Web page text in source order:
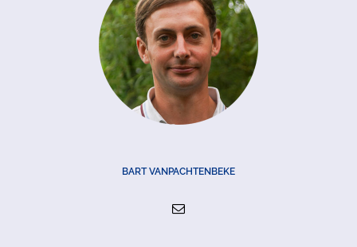
BART VANPACHTENBEKE